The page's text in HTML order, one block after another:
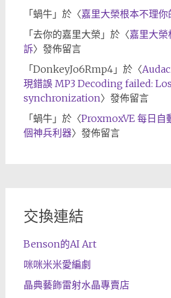
「蝸牛」於〈嘉里大榮根本不理你
「去你的嘉里大榮 」於〈嘉里大
訴〉發佈留言
「DonkeyJo6Rmp4」於〈
現錯誤 MP3 Decoding failed:
synchronization〉發佈留言
「蝸牛」於〈ProxmoxVE 每日自
個神兵利器〉發佈留言
交換連結
Benson的AI Art
咪咪米米愛編劇
晶典藝飾雷射水晶專賣店